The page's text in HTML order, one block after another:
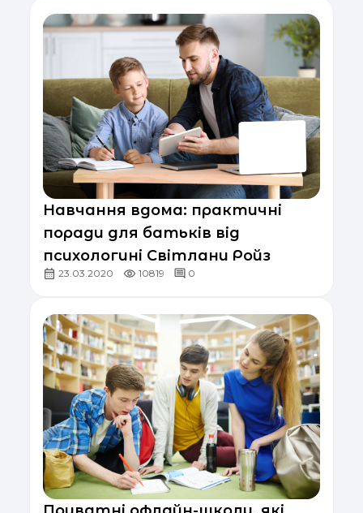
Навчання вдома: практичні
поради для батьків від
психологині Світлани Ройз
23.03.2020 10819 0